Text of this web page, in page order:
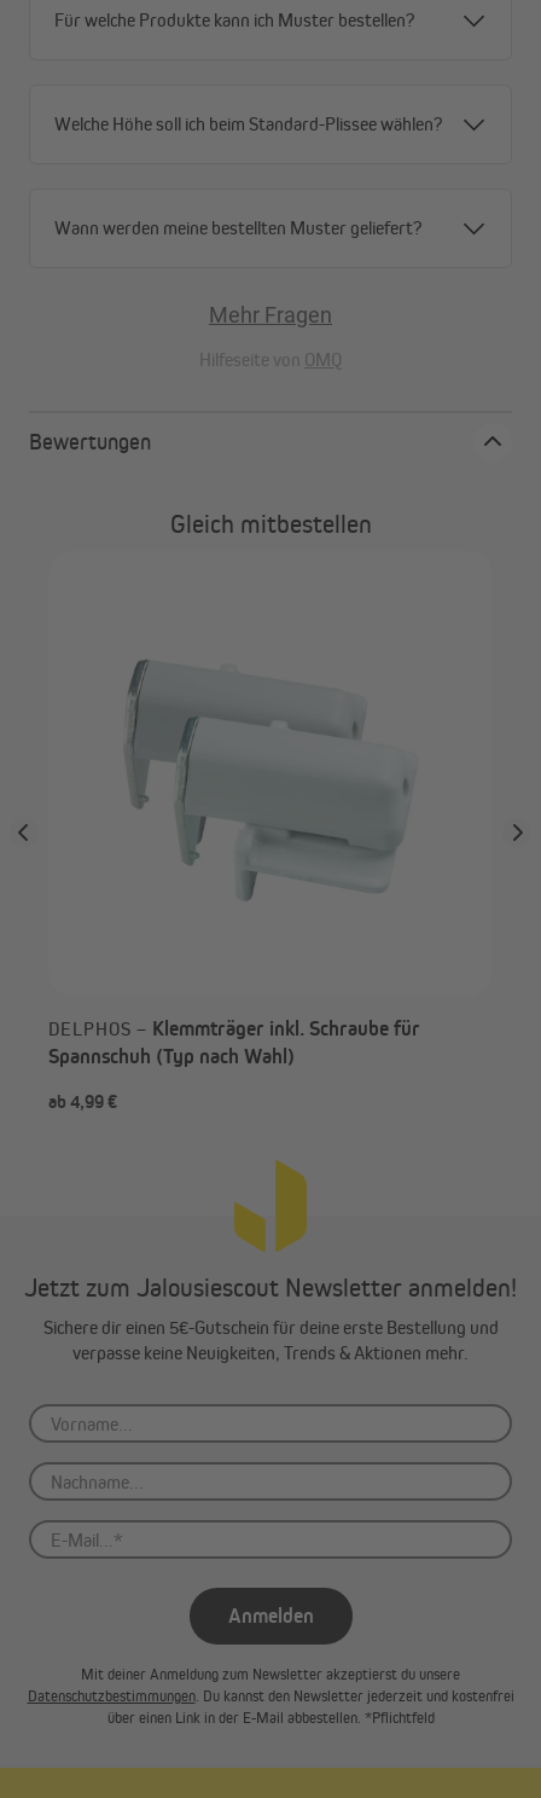
Für welche Produkte kann ich Muster bestellen?
Welche Höhe soll ich beim Standard-Plissee wählen?
Wann werden meine bestellten Muster geliefert?
Mehr Fragen
Hilfeseite von OMQ
Bewertungen
Gleich mitbestellen
DELPHOS – Klemmträger inkl. Schraube für
Spannschuh (Typ nach Wahl)
ab 4,99 €
Jetzt zum Jalousiescout Newsletter anmelden!
Sichere dir einen 5€-Gutschein für deine erste Bestellung und
verpasse keine Neuigkeiten, Trends & Aktionen mehr.
Anmelden
Mit deiner Anmeldung zum Newsletter akzeptierst du unsere
Datenschutzbestimmungen. Du kannst den Newsletter jederzeit und kostenfrei
über einen Link in der E-Mail abbestellen. *Pflichtfeld